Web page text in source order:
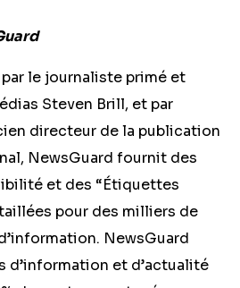
par le journaliste primé et
Steven Brill, et par
directeur de la publication
NewsGuard fournit des
et des “Étiquettes
pour des milliers de
NewsGuard
d’information et d’actualité